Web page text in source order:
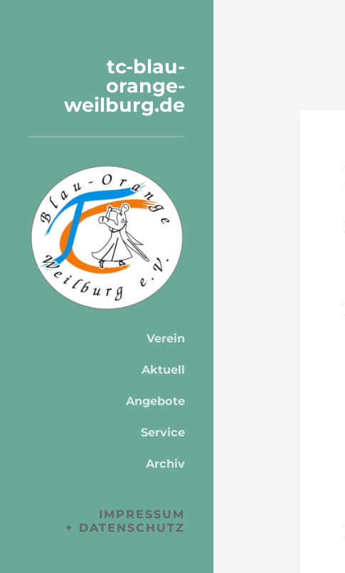
tc-blau-
orange-
weilburg.de
Verein
Aktuell
Angebote
Service
Archiv
IMPRESSUM
+ DATENSCHUTZ